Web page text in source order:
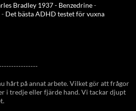
Bradley 1937 - Benzedrine-
- Det bästa ADHD testet för vuxna
hårt på annat arbete. Vilket gör att frågor
i tredje eller fjärde hand. Vi tackar djupt